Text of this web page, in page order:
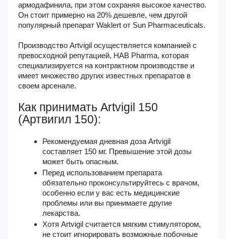
армодафинила, при этом сохраняя высокое качество.
Он стоит примерно на 20% дешевле, чем другой
популярный препарат Waklert от Sun Pharmaceuticals.
Производство Artvigil осуществляется компанией с
превосходной репутацией, HAB Pharma, которая
специализируется на контрактном производстве и
имеет множество других известных препаратов в
своем арсенале.
Как принимать Artvigil 150
(Артвигил 150):
Рекомендуемая дневная доза Artvigil
составляет 150 мг. Превышение этой дозы
может быть опасным.
Перед использованием препарата
обязательно проконсультируйтесь с врачом,
особенно если у вас есть медицинские
проблемы или вы принимаете другие
лекарства.
Хотя Artvigil считается мягким стимулятором,
не стоит игнорировать возможные побочные